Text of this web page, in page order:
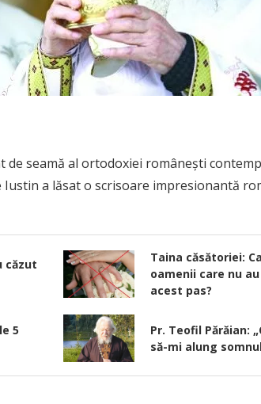
seamă al ortodoxiei românești
a lăsat o scrisoare impresionantă
căzut
Taina căsătoriei:
oamenii care nu
acest pas?
5
Pr. Teofil Părăian:
să-mi alung